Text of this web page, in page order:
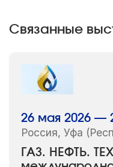
Связанные
ГАЗ. НЕФТЬ.
26 мая 2026 —
Россия, Уфа